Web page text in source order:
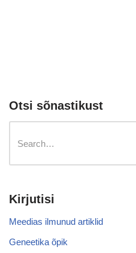
Otsi sõnastikust
Kirjutisi
Meedias ilmunud artiklid
Geneetika õpik